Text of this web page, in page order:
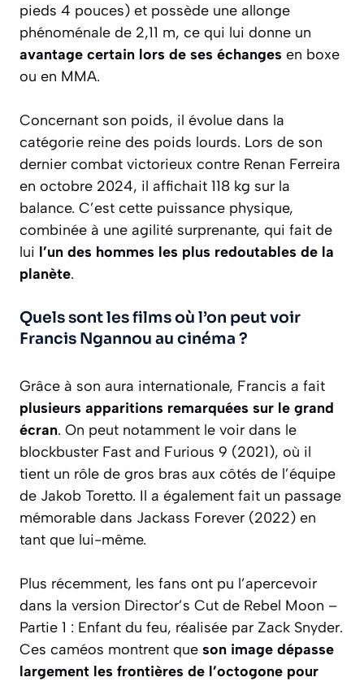
pieds 4 pouces) et possède une allonge
phénoménale de 2,11 m, ce qui lui donne un
avantage certain lors de ses échanges en boxe
ou en MMA.
Concernant son poids, il évolue dans la
catégorie reine des poids lourds. Lors de son
dernier combat victorieux contre Renan Ferreira
en octobre 2024, il affichait 118 kg sur la
balance. C’est cette puissance physique,
combinée à une agilité surprenante, qui fait de
lui l’un des hommes les plus redoutables de la
planète.
Quels sont les films où l’on peut voir
Francis Ngannou au cinéma ?
Grâce à son aura internationale, Francis a fait
plusieurs apparitions remarquées sur le grand
écran. On peut notamment le voir dans le
blockbuster Fast and Furious 9 (2021), où il
tient un rôle de gros bras aux côtés de l’équipe
de Jakob Toretto. Il a également fait un passage
mémorable dans Jackass Forever (2022) en
tant que lui-même.
Plus récemment, les fans ont pu l’apercevoir
dans la version Director’s Cut de Rebel Moon –
Partie 1 : Enfant du feu, réalisée par Zack Snyder.
Ces caméos montrent que son image dépasse
largement les frontières de l’octogone pour